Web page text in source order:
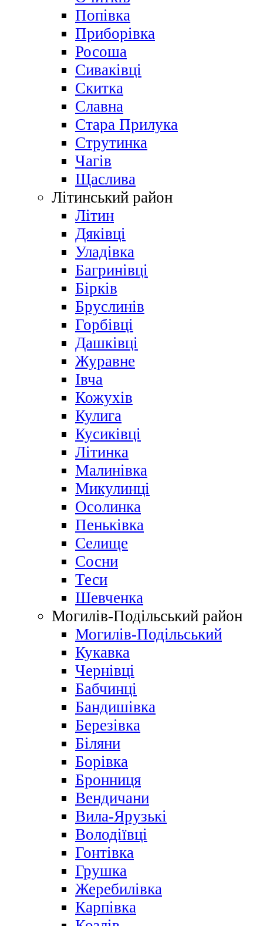
Попівка
Приборівка
Росоша
Сиваківці
Скитка
Славна
Стара Прилука
Струтинка
Чагів
Щаслива
Літинський район
Літин
Дяківці
Уладівка
Багринівці
Бірків
Бруслинів
Горбівці
Дашківці
Журавне
Івча
Кожухів
Кулига
Кусиківці
Літинка
Малинівка
Микулинці
Осолинка
Пеньківка
Селище
Сосни
Теси
Шевченка
Могилів-Подільський район
Могилів-Подільський
Кукавка
Чернівці
Бабчинці
Бандишівка
Березівка
Біляни
Борівка
Бронниця
Вендичани
Вила-Ярузькі
Володіївці
Гонтівка
Грушка
Жеребилівка
Карпівка